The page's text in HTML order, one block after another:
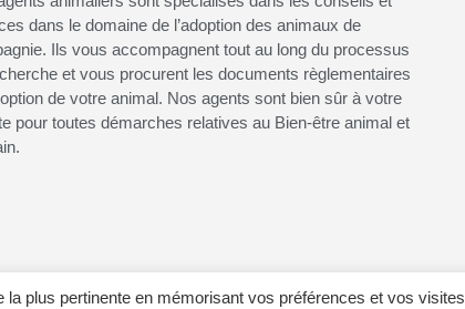
dans le domaine de l’adoption des animaux de
Ils vous accompagnent tout au long du processus
et vous procurent les documents règlementaires
de votre animal. Nos agents sont bien sûr à votre
pour toutes démarches relatives au Bien-être animal et
plus pertinente en mémorisant vos préférences et vos visites